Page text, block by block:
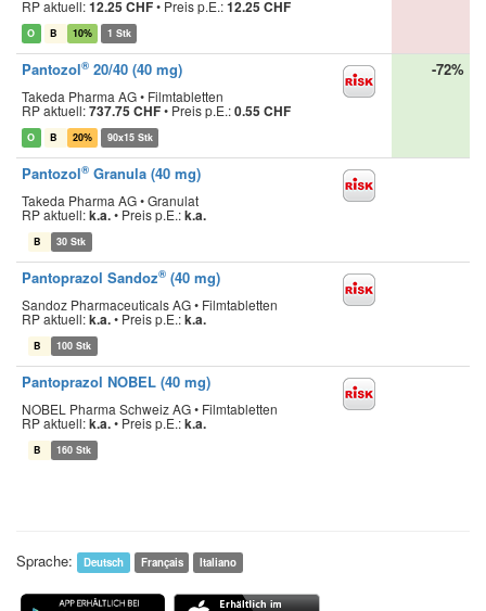
RP aktuell:12.25 CHF• Preis p.E.:12.25 CHF
O B 10% 1 Stk
Pantozol® 20/40 (40 mg)
Takeda Pharma AG • Filmtabletten
RP aktuell:737.75 CHF• Preis p.E.:0.55 CHF
O B 20% 90x15 Stk
-72%
Pantozol® Granula (40 mg)
Takeda Pharma AG • Granulat
RP aktuell:k.a.• Preis p.E.:k.a.
B 30 Stk
Pantoprazol Sandoz® (40 mg)
Sandoz Pharmaceuticals AG • Filmtabletten
RP aktuell:k.a.• Preis p.E.:k.a.
B 100 Stk
Pantoprazol NOBEL (40 mg)
NOBEL Pharma Schweiz AG • Filmtabletten
RP aktuell:k.a.• Preis p.E.:k.a.
B 160 Stk
Sprache: Deutsch Français Italiano